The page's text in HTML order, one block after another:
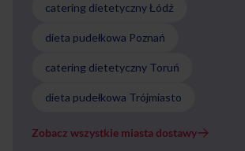
catering dietetyczny Łódź
dieta pudełkowa Poznań
catering dietetyczny Toruń
dieta pudełkowa Trójmiasto
Zobacz wszystkie miasta dostawy